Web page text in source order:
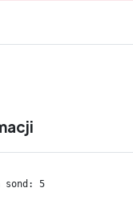
sond: 5